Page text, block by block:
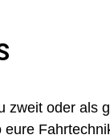
zweit oder als